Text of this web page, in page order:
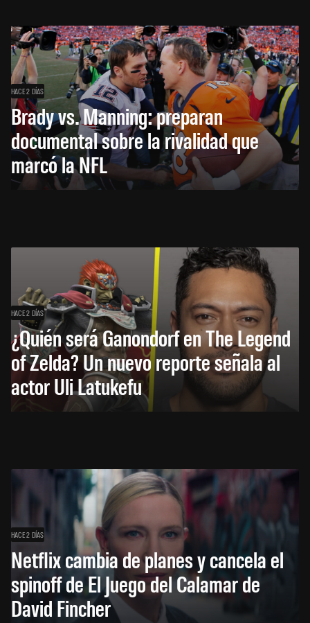
HACE 2 DÍAS
Brady vs. Manning: preparan
documental sobre la rivalidad que
marcó la NFL
HACE 2 DÍAS
¿Quién será Ganondorf en The Legend
of Zelda? Un nuevo reporte señala al
actor Uli Latukefu
HACE 2 DÍAS
Netflix cambia de planes y cancela el
spinoff de El Juego del Calamar de
David Fincher